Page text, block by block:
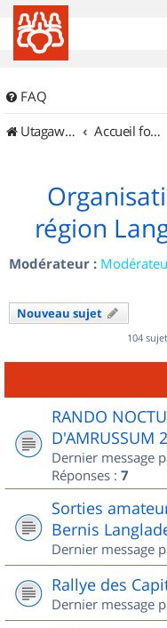
FAQ
UtagawaVTT (Randos VTT et VTTAE avec traces GPS)
Accueil forum
région
Modérateur :
Nouveau sujet
104
RANDO
D'AMRUSSUM
Dernier message
Réponses : 7
Sorties
Bernis
Dernier message
Rallye des
Dernier message